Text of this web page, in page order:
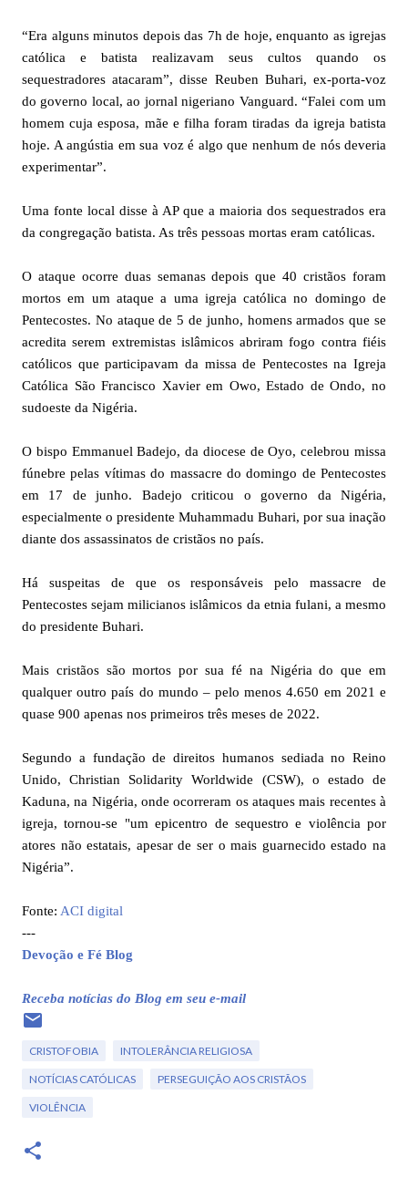
“Era alguns minutos depois das 7h de hoje, enquanto as igrejas
católica e batista realizavam seus cultos quando os
sequestradores atacaram”, disse Reuben Buhari, ex-porta-voz
do governo local, ao jornal nigeriano Vanguard. “Falei com um
homem cuja esposa, mãe e filha foram tiradas da igreja batista
hoje. A angústia em sua voz é algo que nenhum de nós deveria
experimentar”.
Uma fonte local disse à AP que a maioria dos sequestrados era
da congregação batista. As três pessoas mortas eram católicas.
O ataque ocorre duas semanas depois que 40 cristãos foram
mortos em um ataque a uma igreja católica no domingo de
Pentecostes. No ataque de 5 de junho, homens armados que se
acredita serem extremistas islâmicos abriram fogo contra fiéis
católicos que participavam da missa de Pentecostes na Igreja
Católica São Francisco Xavier em Owo, Estado de Ondo, no
sudoeste da Nigéria.
O bispo Emmanuel Badejo, da diocese de Oyo, celebrou missa
fúnebre pelas vítimas do massacre do domingo de Pentecostes
em 17 de junho. Badejo criticou o governo da Nigéria,
especialmente o presidente Muhammadu Buhari, por sua inação
diante dos assassinatos de cristãos no país.
Há suspeitas de que os responsáveis pelo massacre de
Pentecostes sejam milicianos islâmicos da etnia fulani, a mesmo
do presidente Buhari.
Mais cristãos são mortos por sua fé na Nigéria do que em
qualquer outro país do mundo – pelo menos 4.650 em 2021 e
quase 900 apenas nos primeiros três meses de 2022.
Segundo a fundação de direitos humanos sediada no Reino
Unido, Christian Solidarity Worldwide (CSW), o estado de
Kaduna, na Nigéria, onde ocorreram os ataques mais recentes à
igreja, tornou-se "um epicentro de sequestro e violência por
atores não estatais, apesar de ser o mais guarnecido estado na
Nigéria”.
Fonte: ACI digital
---
Devoção e Fé Blog
Receba notícias do Blog em seu e-mail
CRISTOFOBIA INTOLERÂNCIA RELIGIOSA
NOTÍCIAS CATÓLICAS PERSEGUIÇÃO AOS CRISTÃOS
VIOLÊNCIA